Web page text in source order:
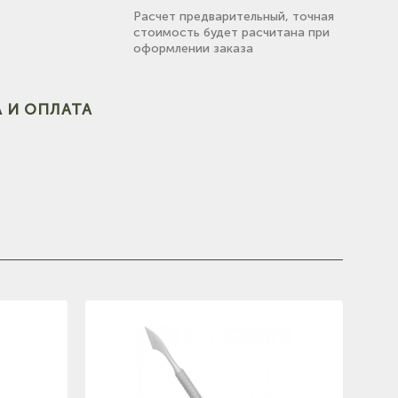
(на
Расчет предварительный, точная
стоимость будет расчитана при
оформлении заказа
И ОПЛАТА